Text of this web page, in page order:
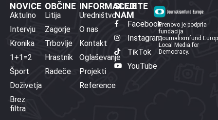
NOVICE
Aktulno
Intervju
Kronika
1+1=2
Šport
Doživetja
Brez
filtra
OBČINE
Litija
Zagorje
Trbovlje
Hrastnik
Radeče
INFORMACIJE
Uredništvo
O nas
Kontakt
Oglaševanje
Projekti
Reference
SLEDITE
NAM
Facebook
Instagram
TikTok
YouTube
Prenovo je podprla
fundacija
Journalismfund
Local Media for
Democracy.